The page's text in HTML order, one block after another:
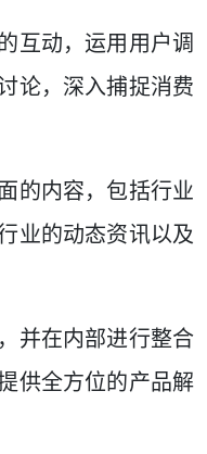
互动，运用用户调
论，深入捕捉消费
的内容，包括行业
业的动态资讯以及
并在内部进行整合
供全方位的产品解